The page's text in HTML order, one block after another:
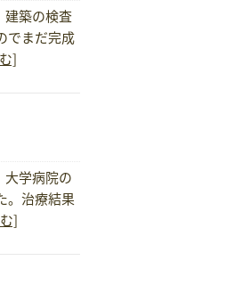
建築の検査
でまだ完成
]
大学病院の
。治療結果
]